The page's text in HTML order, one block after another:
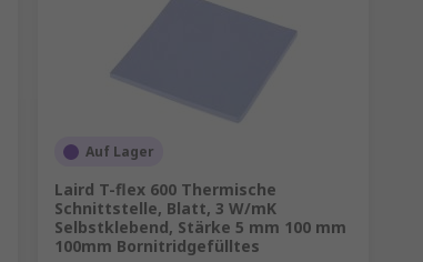
Auf Lager
Laird T-flex 600 Thermische
Schnittstelle, Blatt, 3 W/mK
Selbstklebend, Stärke 5 mm 100 mm
100mm Bornitridgefülltes